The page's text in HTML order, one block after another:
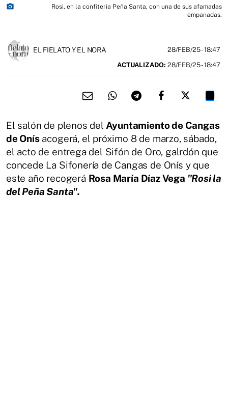
photo_camera
Rosi, en la confitería Peña Santa, con una de sus afamadas
empanadas.
EL FIELATO Y EL NORA 28/FEB/25- 18:47
ACTUALIZADO: 28/FEB/25 - 18:47
El salón de plenos del Ayuntamiento de Cangas
de Onísacogerá, el próximo 8 de marzo, sábado,
el acto de entrega del Sifón de Oro, galrdón que
concede La Sifonería de Cangas de Onís y que
este año recogerá Rosa María Díaz Vega "Rosi la
del Peña Santa".